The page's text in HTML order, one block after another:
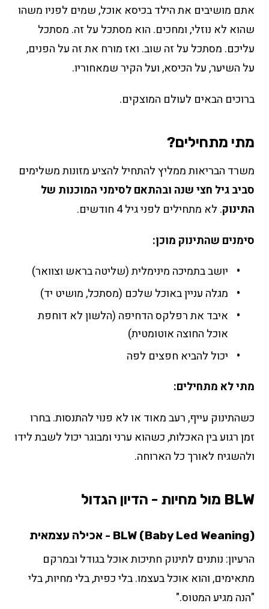
אתם מושיבים את הילד בכיסא אוכל, שמים לפניו משהו
שהוא לא נוזלי, ומחכים. הוא מסתכל על זה. מסתכל
עליכם. מסתכל על זה שוב. ואז מורח את זה על הפנים,
על השיער, על הכיסא, ועל הקיר שמאחוריו.
ברוכים הבאים לעולם המוצקים.
מתי מתחילים?
משרד הבריאות ממליץ להתחיל להציע מזונות משלימים
סביב גיל חצי שנה ובהתאם לסימני המוכנות של
התינוק. לא מתחילים לפני גיל 4 חודשים.
סימנים שהתינוק מוכן:
יושב בתמיכה מינימלית (שליטה בראש וצוואר)
מגלה עניין באוכל שלכם (מסתכל, מושיט יד)
איבד את רפלקס הדחיפה (הלשון לא דוחפת
אוכל החוצה אוטומטית)
יכול להביא חפצים לפה
מתי לא מתחילים:
כשהתינוק עייף, רעב מאוד או לא פנוי להתנסות. בחרו
זמן רגוע בין האכלות, כשהוא ערני ומבוגר יכול לשבת לידו
ולהשגיח לאורך כל הארוחה.
BLW מול מחיות - הדיון הגדול
BLW (Baby Led Weaning) - אכילה עצמאית
הרעיון: נותנים לתינוק חתיכות אוכל בגודל ובמרקם
מתאימים, והוא אוכל בעצמו. בלי כפית, בלי מחיות, בלי
"הנה מגיע המטוס."